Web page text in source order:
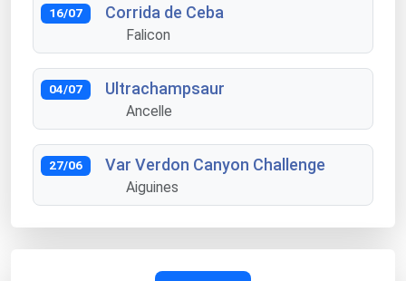
16/07 Corrida de Ceba
Falicon
04/07 Ultrachampsaur
Ancelle
27/06 Var Verdon Canyon Challenge
Aiguines